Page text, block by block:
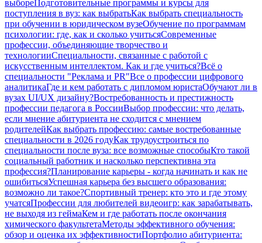
выбореПодготовительные программы и курсы для
поступления в вуз: как выбратьКак выбрать специальность
при обучении в юридическом вузеОбучение по программам
психологии: где, как и сколько учитьсяСовременные
профессии, объединяющие творчество и
технологииСпециальности, связанные с работой с
искусственным интеллектом. Как и где учиться?Всё о
специальности "Реклама и PR"Все о профессии цифрового
аналитикаГде и кем работать с дипломом юристаОбучают ли в
вузах UI/UX дизайну?Востребованность и престижность
профессии педагога в РоссииВыбор профессии: что делать,
если мнение абитуриента не сходится с мнением
родителейКак выбрать профессию: самые востребованные
специальности в 2026 годуКак трудоустроиться по
специальности после вуза: все возможные способыКто такой
социальный работник и насколько перспективна эта
профессия?Планирование карьеры - когда начинать и как не
ошибитьсяУспешная карьера без высшего образования:
возможно ли такое?Спортивный тренер: кто это и где этому
учатсяПрофессии для любителей видеоигр: как зарабатывать,
не выходя из геймаКем и где работать после окончания
химического факультетаМетоды эффективного обучения:
обзор и оценка их эффективностиПортфолио абитуриента: